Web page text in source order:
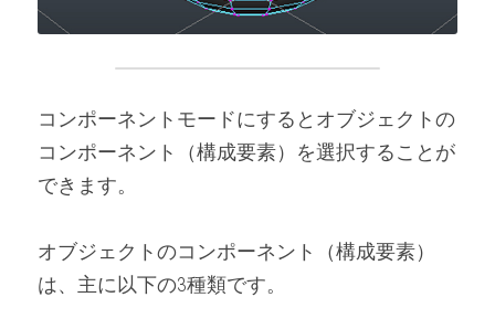
コンポーネントモードにするとオブジェクトの
コンポーネント（構成要素）を選択することが
できます。
オブジェクトのコンポーネント（構成要素）
は、主に以下の3種類です。